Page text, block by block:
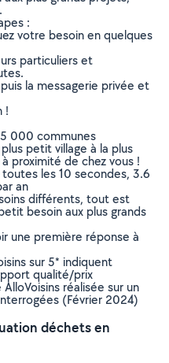
:
votre besoin en quelques
particuliers et
la messagerie privée et
!
000 communes
petit village à la plus
proximité de chez vous !
les 10 secondes, 3.6
an
différents, tout est
besoin aux plus grands
une première réponse à
sur 5* indiquent
qualité/prix
réalisée sur un
(Février 2024)
déchets en